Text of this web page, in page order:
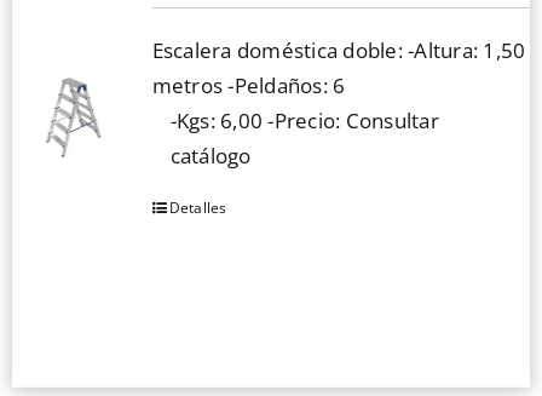
pueden
elegir
en
página
Escalera doméstica doble: -Altura: 1,50
metros -Peldaños: 6
-Kgs: 6,00 -Precio: Consultar
catálogo
Detalles